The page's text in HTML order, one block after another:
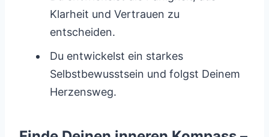
Klarheit und Vertrauen zu
entscheiden.
Du entwickelst ein starkes
Selbstbewusstsein und folgst Deinem
Herzensweg.